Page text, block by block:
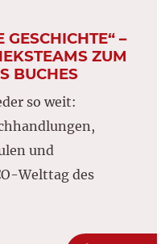
–
ZUM
BUCHES
so weit:
und
Welttag des